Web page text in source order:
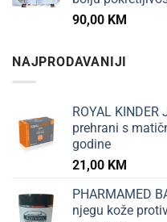
90,00 KM
NAJPRODAVANIJI
ROYAL
prehrani s
godine
21,00 KM
PHARMAMED
njegu kože